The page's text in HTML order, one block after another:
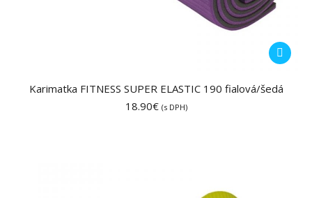
Karimatka FITNESS SUPER ELASTIC 190 fialová/šedá
18.90€ (s DPH)